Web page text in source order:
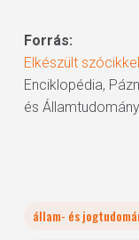
Forrás:
Elkészült
Enciklopédia,
és
állam- és